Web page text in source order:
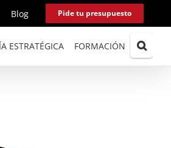
Blog Pide tu presupuesto
ESTRATÉGICA FORMACIÓN